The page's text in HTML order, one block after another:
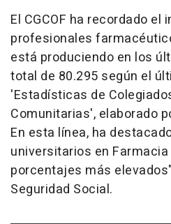
El CGCOF ha recordado el
profesionales
está produciendo en los
total de 80.295 según el
'Estadísticas de
Comunitarias', elaborado
En esta línea, ha
universitarios en
porcentajes más
Seguridad Social.